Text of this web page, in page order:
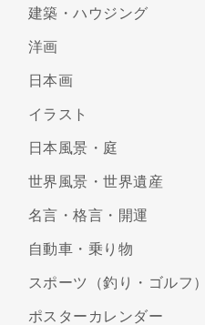
建築・ハウジング
洋画
日本画
イラスト
日本風景・庭
世界風景・世界遺産
名言・格言・開運
自動車・乗り物
スポーツ（釣り・ゴルフ）
ポスターカレンダー